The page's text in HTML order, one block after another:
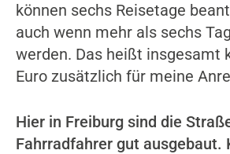
können sechs Reisetage
auch wenn mehr als sechs
werden. Das heißt insgesamt
Euro zusätzlich für meine
Hier in Freiburg sind die
Fahrradfahrer gut ausgebaut.